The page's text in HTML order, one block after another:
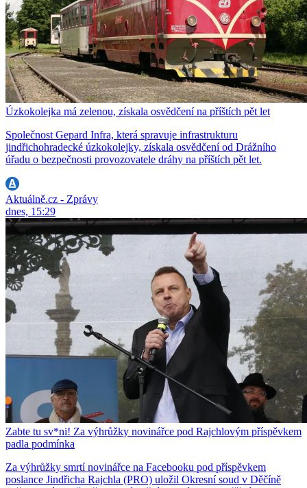
Úzkokolejka má zelenou, získala osvědčení na příštích pět let
Společnost Gepard Infra, která spravuje infrastrukturu
jindřichohradecké úzkokolejky, získala osvědčení od Drážního
úřadu o bezpečnosti provozovatele dráhy na příštích pět let.
Aktuálně.cz - Zprávy
dnes, 15:29
Zabte tu sv*ni! Za výhrůžky novinářce pod Rajchlovým příspěvkem
padla podmínka
Za výhrůžky smrtí novinářce na Facebooku pod příspěvkem
poslance Jindřicha Rajchla (PRO) uložil Okresní soud v Děčíně